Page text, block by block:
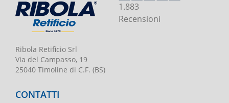
Ribola Retificio Srl
Via del Campasso, 19
25040 Timoline di C.F. (BS)
1.883
Recensioni
CONTATTI